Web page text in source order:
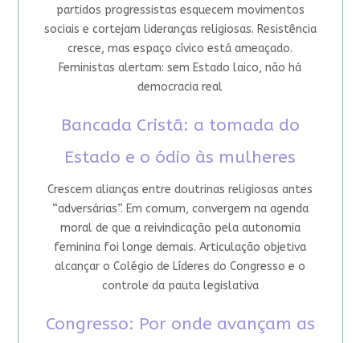
partidos progressistas esquecem movimentos
sociais e cortejam lideranças religiosas. Resistência
cresce, mas espaço cívico está ameaçado.
Feministas alertam: sem Estado laico, não há
democracia real
Bancada Cristã: a tomada do
Estado e o ódio às mulheres
Crescem alianças entre doutrinas religiosas antes
“adversárias”. Em comum, convergem na agenda
moral de que a reivindicação pela autonomia
feminina foi longe demais. Articulação objetiva
alcançar o Colégio de Líderes do Congresso e o
controle da pauta legislativa
Congresso: Por onde avançam as